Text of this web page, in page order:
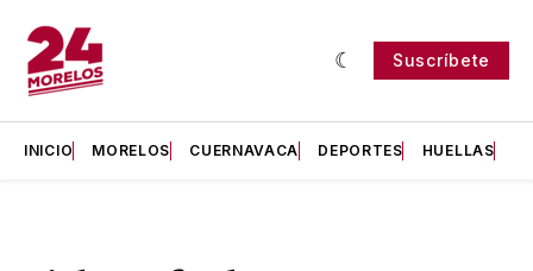
Suscríbete
INICIO MORELOS CUERNAVACA DEPORTES HUELLAS